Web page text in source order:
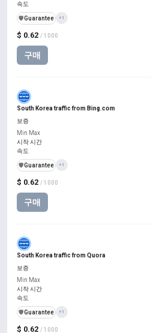
$ 0.62 / 1000
구매
속도
️🛡️Guarantee +1
South Korea traffic from Bing.com
$ 0.62 / 1000
구매
보증
Min Max
시작 시간
속도
️🛡️Guarantee +1
South Korea traffic from Quora
$ 0.62 / 1000
보증
Min Max
시작 시간
속도
️🛡️Guarantee +1